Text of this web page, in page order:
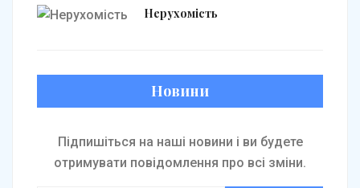
Нерухомість
Новини
Підпишіться на наші новини і ви будете
отримувати повідомлення про всі зміни.